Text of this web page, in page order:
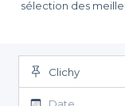
sélection des
attentes. Que ce
essentiel pour
La simplicité
Grâce à Privateaser,
Clichy